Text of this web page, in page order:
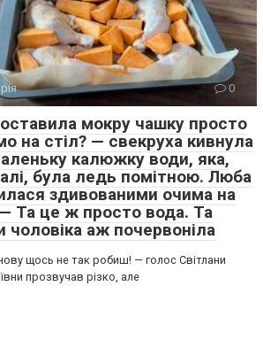
0
мокру чашку просто
на стіл? — свекруха кивнула
калюжку води, яка,
була ледь помітною. Люба
здивованими очима на
— Та це ж просто вода. Та
чоловіка аж почервоніла
щось не так робиш! — голос Світлани
прозвучав різко, але